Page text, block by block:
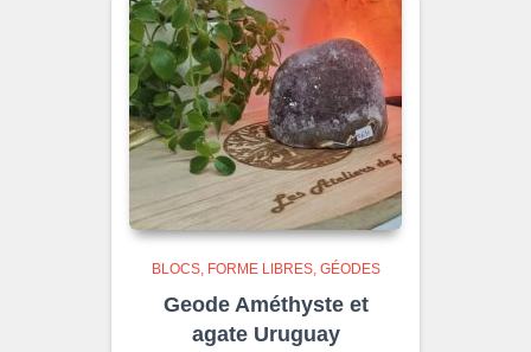
BLOCS, FORME LIBRES GÉODES
Geode Améthyste et
agate Uruguay